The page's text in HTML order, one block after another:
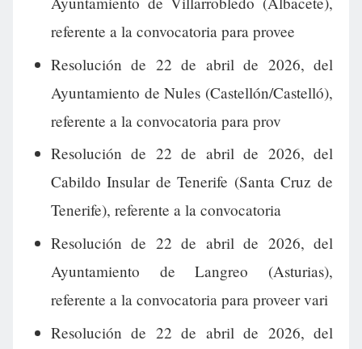
referente a la convocatoria para provee
Resolución de 22 de abril de 2026, del
Ayuntamiento de Nules (Castellón/Castelló),
referente a la convocatoria para prov
Resolución de 22 de abril de 2026, del
Cabildo Insular de Tenerife (Santa Cruz de
Tenerife), referente a la convocatoria
Resolución de 22 de abril de 2026, del
Ayuntamiento de Langreo (Asturias),
referente a la convocatoria para proveer vari
Resolución de 22 de abril de 2026, del